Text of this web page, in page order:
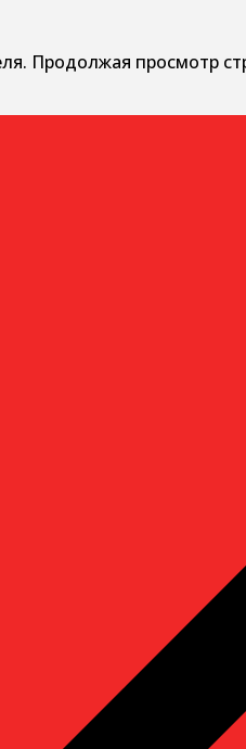
Продолжая просмотр